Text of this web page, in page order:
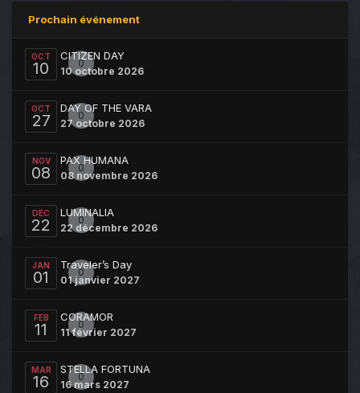
Prochain événement
OCT
10 0
CITIZEN DAY
10 octobre 2026
OCT
27 0
DAY OF THE VARA
27 octobre 2026
NOV
08 0
PAX HUMANA
08 novembre 2026
DEC
22 0
LUMINALIA
22 décembre 2026
JAN
01 0
Traveler’s Day
01 janvier 2027
FEB
11 0
CORAMOR
11 février 2027
MAR
16 0
STELLA FORTUNA
16 mars 2027